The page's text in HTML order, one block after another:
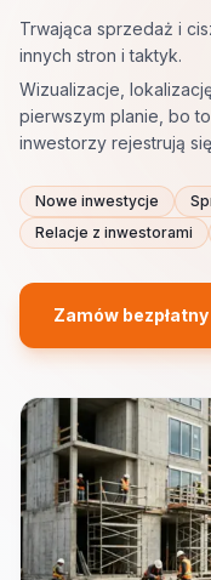
Trwająca sprzedaż i
innych stron i taktyk.
Wizualizacje,
pierwszym planie, bo
inwestorzy rejestrują
Nowe inwestycje
Relacje z inwestorami
Zamów